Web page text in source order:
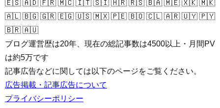
🇪🇸 🇦🇩 🇫🇷 🇲🇨 🇮🇹 🇸🇮 🇭🇷 🇷🇸 🇧🇦 🇲🇪 🇽🇰 🇲🇰
🇦🇱 🇧🇬 🇬🇷 🇪🇬 🇺🇸 🇲🇽 🇵🇪 🇧🇴 🇨🇱 🇦🇷 🇺🇾 🇵🇾
🇧🇷 🇦🇺
ブログ運営歴は20年、現在の総記事数は4500以上・月間PV
は約5万です
記事広告などに関しては以下のページをご覧ください。
広告掲載・記事広告について
プライバシーポリシー